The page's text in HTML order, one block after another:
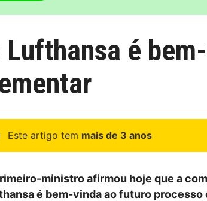
é
Este artigo tem mais de 3 anos
ministro afirmou hoje que a
é bem-vinda ao futuro processo